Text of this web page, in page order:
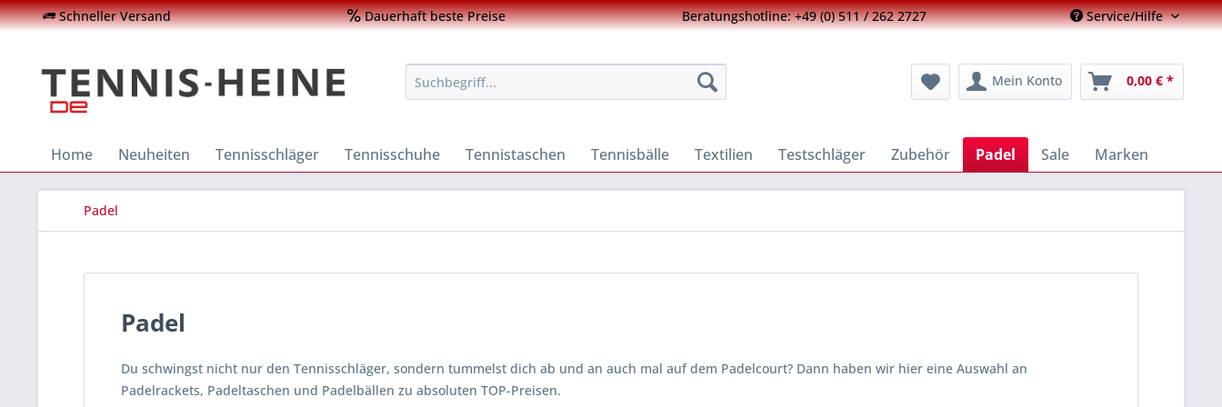
Schneller Versand Dauerhaft beste Preise Beratungshotline: +49 (0) 511 / 262 2727 Service/Hilfe
Mein Konto 0,00 € *
Home Neuheiten Tennisschläger Tennisschuhe Tennistaschen Tennisbälle Textilien Testschläger Zubehör Padel Sale Marken
Padel
Padel
Du schwingst nicht nur den Tennisschläger, sondern tummelst dich ab und an auch mal auf dem Padelcourt? Dann haben wir hier eine Auswahl an
Padelrackets, Padeltaschen und Padelbällen zu absoluten TOP-Preisen.